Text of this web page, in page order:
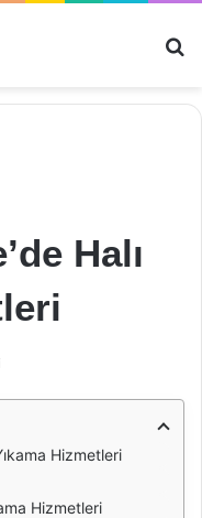
Halı
Hizmetleri
Hizmetleri